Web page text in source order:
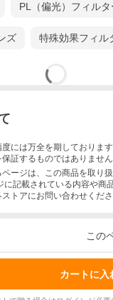
PL（偏光）フィルタ
ズ 特殊効果フィル
度には万全を期しておりま
証するものではありません
ページは、この商品を取り
に記載されている内容や商
トアにお問い合わせくださ
この
カートに入